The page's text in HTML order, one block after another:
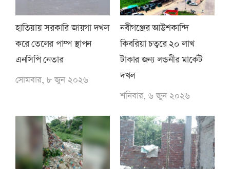
হাতিয়ায় সরকারি জায়গা দখল
করে তেলের পাম্প স্থাপন
এনসিপি নেতার
সোমবার, ৮ জুন ২০২৬
নবীগঞ্জের আউশকান্দি
কিবরিয়া চত্বরে ২০ লাখ
টাকার জন্য লন্ডনীর মার্কেট
দখল
শনিবার, ৬ জুন ২০২৬